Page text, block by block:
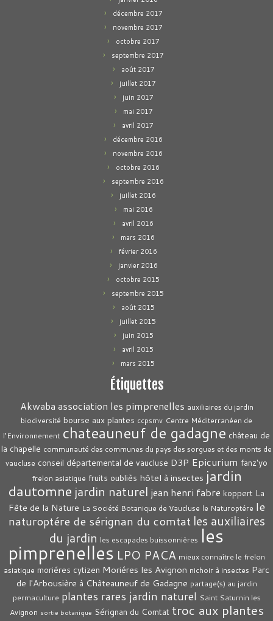
décembre 2017
novembre 2017
octobre 2017
septembre 2017
août 2017
juillet 2017
juin 2017
mai 2017
avril 2017
décembre 2016
novembre 2016
octobre 2016
septembre 2016
juillet 2016
mai 2016
avril 2016
mars 2016
février 2016
janvier 2016
octobre 2015
septembre 2015
août 2015
juillet 2015
juin 2015
avril 2015
mars 2015
Étiquettes
Akwaba association les pimprenelles auxiliaires du jardin
biodiversité bourse aux plantes ccpsmv Centre Méditerranéen de
l’Environnement chateauneuf de gadagne château de
la chapelle communauté des communes du pays des sorgues et des monts de
vaucluse conseil départemental de vaucluse D3P Epicurium fanz'yo
frelon asiatique fruits oubliès hôtel à insectes jardin
dautomne jardin naturel jean henri fabre koppert La
Fête de la Nature La Société Botanique de Vaucluse le Naturoptére le
naturoptére de sérignan du comtat les auxiliaires
du jardin les escapades buissonnières les
pimprenelles LPO PACA mieux connaître le frelon
asiatique moriéres cytizen Moriéres les Avignon nichoir à insectes Parc
de l'Arbousière à Châteauneuf de Gadagne partage(s) au jardin
permaculture plantes rares jardin naturel Saint Saturnin les
Avignon sortie botanique Sérignan du Comtat troc aux plantes